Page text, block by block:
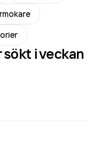
i veckan